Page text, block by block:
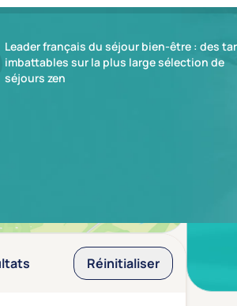
Leader français du séjour bien-être : des
imbattables sur la plus large sélection de
séjours zen
Réinitialiser